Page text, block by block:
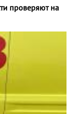
проверяют на